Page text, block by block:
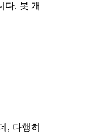
다. 봇 개
, 다행히